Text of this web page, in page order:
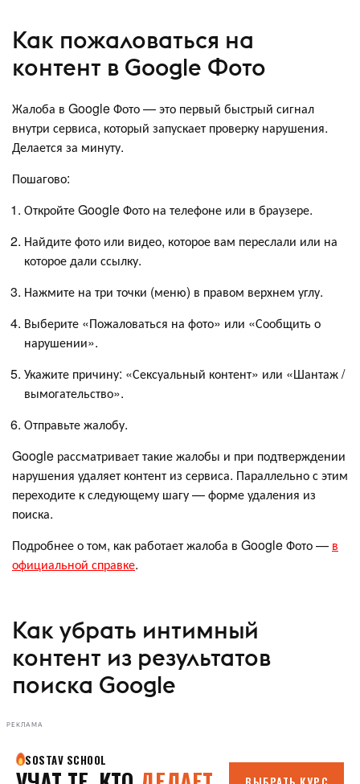
Как пожаловаться на
контент в Google Фото
Жалоба в Google Фото — это первый быстрый сигнал
внутри сервиса, который запускает проверку нарушения.
Делается за минуту.
Пошагово:
Откройте Google Фото на телефоне или в браузере.
Найдите фото или видео, которое вам переслали или на
которое дали ссылку.
Нажмите на три точки (меню) в правом верхнем углу.
Выберите «Пожаловаться на фото» или «Сообщить о
нарушении».
Укажите причину: «Сексуальный контент» или «Шантаж /
вымогательство».
Отправьте жалобу.
Google рассматривает такие жалобы и при подтверждении
нарушения удаляет контент из сервиса. Параллельно с этим
переходите к следующему шагу — форме удаления из
поиска.
Подробнее о том, как работает жалоба в Google Фото — в
официальной справке.
Как убрать интимный
контент из результатов
поиска Google
РЕКЛАМА